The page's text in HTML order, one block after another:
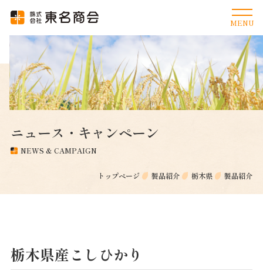
ニュース・キャンペーン
NEWS & CAMPAIGN
トップページ 製品紹介 栃木県 製品紹介
栃木県産こしひかり